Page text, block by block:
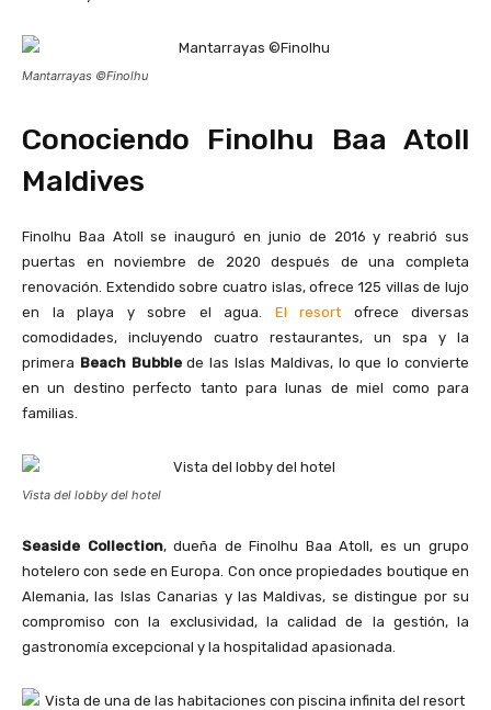
Mantarrayas ©Finolhu
Conociendo Finolhu Baa Atoll
Maldives
Finolhu Baa Atoll se inauguró en junio de 2016 y reabrió sus
puertas en noviembre de 2020 después de una completa
renovación. Extendido sobre cuatro islas, ofrece 125 villas de lujo
en la playa y sobre el agua. El resort ofrece diversas
comodidades, incluyendo cuatro restaurantes, un spa y la
primera Beach Bubblede las Islas Maldivas, lo que lo convierte
en un destino perfecto tanto para lunas de miel como para
familias.
Vista del lobby del hotel
Seaside Collection, dueña de Finolhu Baa Atoll, es un grupo
hotelero con sede en Europa. Con once propiedades boutique en
Alemania, las Islas Canarias y las Maldivas, se distingue por su
compromiso con la exclusividad, la calidad de la gestión, la
gastronomía excepcional y la hospitalidad apasionada.